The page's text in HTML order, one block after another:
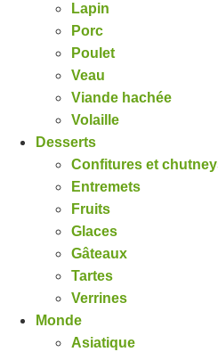
Lapin
Porc
Poulet
Veau
Viande hachée
Volaille
Desserts
Confitures et
Entremets
Fruits
Glaces
Gâteaux
Tartes
Verrines
Monde
Asiatique